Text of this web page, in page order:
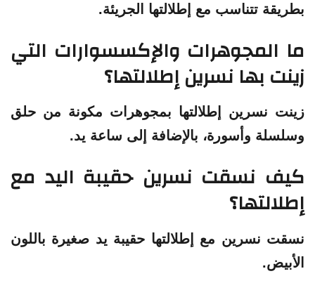
بطريقة تتناسب مع إطلالتها الجريئة.
ما المجوهرات والإكسسوارات التي
زينت بها نسرين إطلالتها؟
زينت نسرين إطلالتها بمجوهرات مكونة من حلق
وسلسلة وأسورة، بالإضافة إلى ساعة يد.
كيف نسقت نسرين حقيبة اليد مع
إطلالتها؟
نسقت نسرين مع إطلالتها حقيبة يد صغيرة باللون
الأبيض.